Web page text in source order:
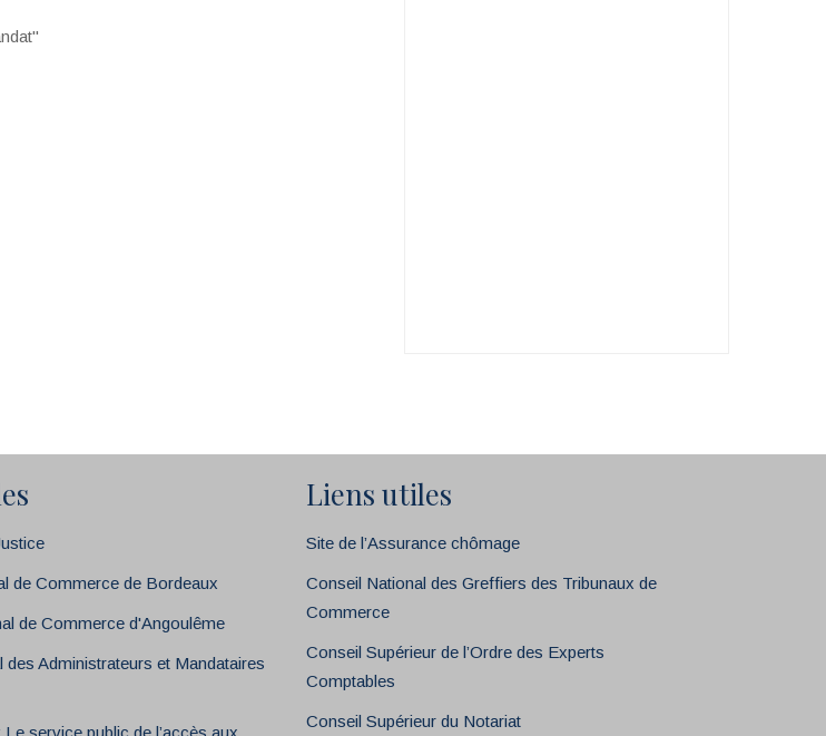
de Commerce de Bordeaux
de Commerce d'Angoulême
des Administrateurs et Mandataires
service public de l’accès aux
Liens utiles
Site de l’Assurance chômage
Conseil National des Greffiers des Tribunaux de
Commerce
Conseil Supérieur de l’Ordre des Experts
Comptables
Conseil Supérieur du Notariat